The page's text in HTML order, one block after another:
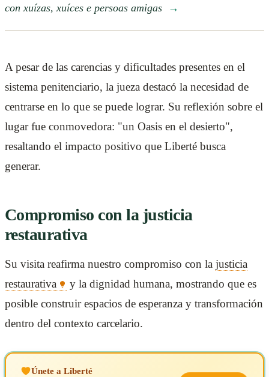
con xuízas, xuíces e persoas amigas
→
A pesar de las carencias y dificultades presentes en el
sistema penitenciario, la jueza destacó la necesidad de
centrarse en lo que se puede lograr. Su reflexión sobre el
lugar fue conmovedora: "un Oasis en el desierto",
resaltando el impacto positivo que Liberté busca
generar.
Compromiso con la justicia
restaurativa
Su visita reafirma nuestro compromiso con la justicia
restaurativa
y la dignidad humana, mostrando que es
posible construir espacios de esperanza y transformación
dentro del contexto carcelario.
Únete a Liberté